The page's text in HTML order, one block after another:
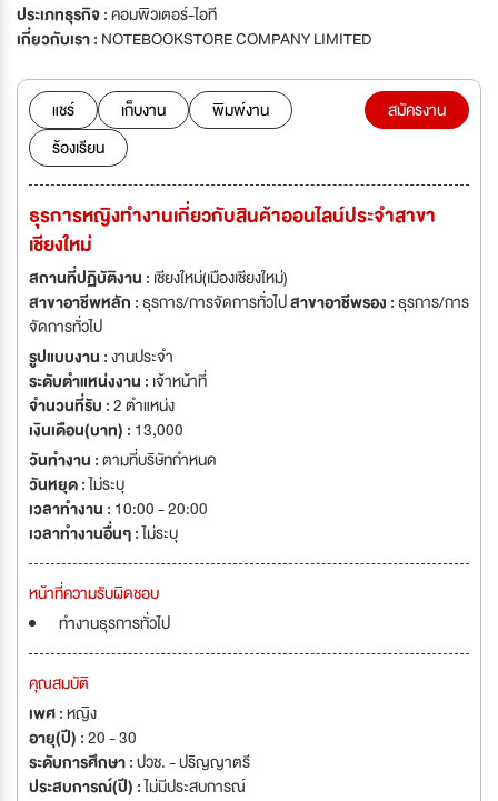
ประเภทธุรกิจ :คอมพิวเตอร์-ไอที
เกี่ยวกับเรา : NOTEBOOKSTORE COMPANY LIMITED
แชร์ เก็บงาน
พิมพ์งาน
ร้องเรียน
สมัครงาน
ธุรการหญิงทำงานเกี่ยวกับสินค้าออนไลน์ประจำสาขา
เชียงใหม่
สถานที่ปฏิบัติงาน : เชียงใหม่(เมืองเชียงใหม่)
สาขาอาชีพหลัก :ธุรการ/การจัดการทั่วไปสาขาอาชีพรอง :ธุรการ/การ
จัดการทั่วไป
รูปแบบงาน :งานประจำ
ระดับตำแหน่งงาน : เจ้าหน้าที่
จำนวนที่รับ :2 ตำแหน่ง
เงินเดือน(บาท) : 13,000
วันทำงาน :ตามที่บริษัทกำหนด
วันหยุด :ไม่ระบุ
เวลาทำงาน : 10:00 - 20:00
เวลาทำงานอื่นๆ :ไม่ระบุ
หน้าที่ความรับผิดชอบ
ทำงานธุรการทั่วไป
คุณสมบัติ
เพศ :หญิง
อายุ(ปี) :20 - 30
ระดับการศึกษา :ปวช. - ปริญญาตรี
ประสบการณ์(ปี) :ไม่มีประสบการณ์